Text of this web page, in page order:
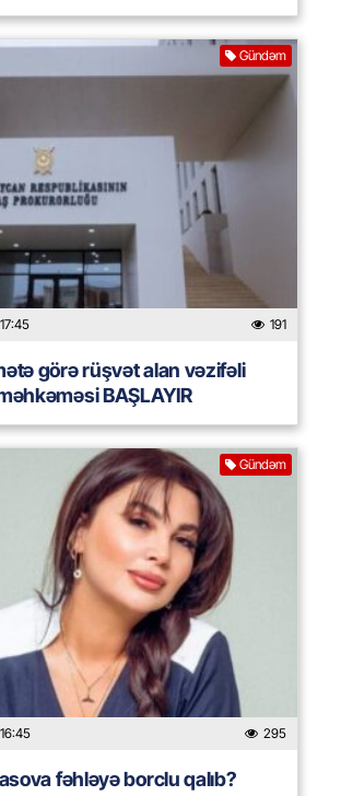
Gündəm
191
görə rüşvət alan vəzifəli
BAŞLAYIR
Gündəm
295
fəhləyə borclu qalıb?